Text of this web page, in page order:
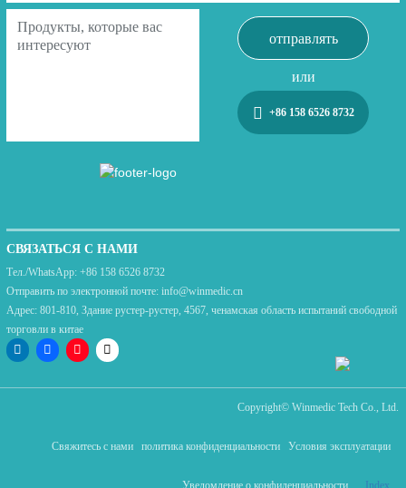
отправлять
или
+86 158 6526 8732
СВЯЗАТЬСЯ С НАМИ
Тел./WhatsApp: +86 158 6526 8732
Отправить по электронной почте: info@winmedic.cn
Адрес: 801-810, Здание рустер-рустер, 4567, ченамская область испытаний свободной
торговли в китае
Copyright© Winmedic Tech Co., Ltd.
Свяжитесь с нами политика конфиденциальности Условия эксплуатации
Уведомление о конфиденциальности Index